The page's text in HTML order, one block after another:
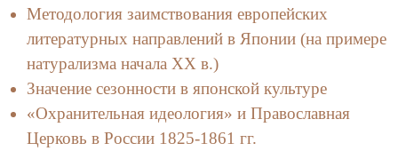
Методология заимствования европейских
литературных направлений в Японии (на примере
натурализма начала ХХ в.)
Значение сезонности в японской культуре
«Охранительная идеология» и Православная
Церковь в России 1825-1861 гг.